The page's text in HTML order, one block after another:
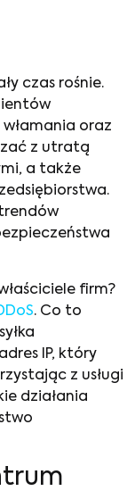
czas rośnie.
oraz
z utratą
a także
firm?
. Co to
IP, który
z usługi
działania